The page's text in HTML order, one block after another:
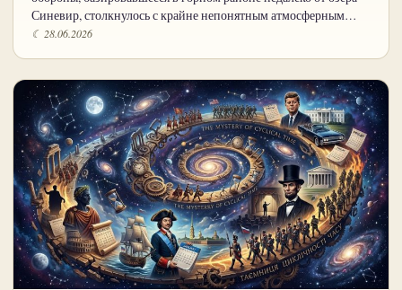
Синевир, столкнулось с крайне непонятным атмосферным…
☾ 28.06.2026